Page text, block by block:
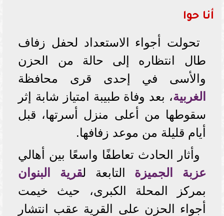
أنا حوا
تحولت أجواء الاستعداد لحفل زفاف
طال انتظاره إلى حالة من الحزن
والأسى في إحدى قرى محافظة
الغربية، بعد وفاة طبيبة امتياز شابة إثر
سقوطها من أعلى منزل أسرتها، قبل
أيام قليلة من موعد زفافها.
وأثار الحادث تعاطفًا واسعًا بين أهالي
عزبة الجميزة التابعة لقرية البنوان
بمركز المحلة الكبرى، حيث خيمت
أجواء الحزن على القرية عقب انتشار